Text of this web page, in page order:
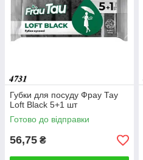
Губки для посуду Фрау Тау
Loft Black 5+1 шт
Готово до відправки
56,75 ₴